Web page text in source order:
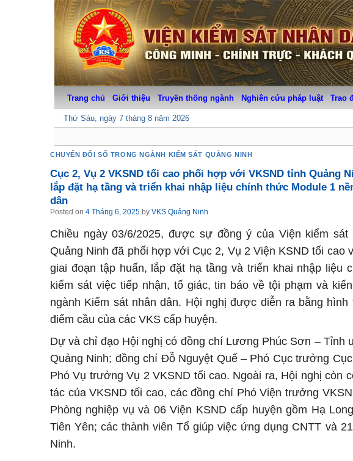
Trang chủ Giới thiệu Truyền thống ngành Nghiên cứu pháp luật Trao
Thứ Sáu, ngày 7 tháng 8 năm 2026
CHUYỂN ĐỔI SỐ TRONG NGÀNH KIỂM SÁT QUẢNG NINH
Cục 2, Vụ 2 VKSND tối cao phối hợp với VKSND tỉnh Quảng
lắp đặt hạ tầng và triển khai nhập liệu chính thức Module 1
dân
Posted on 4 Tháng 6, 2025 by VKS Quảng Ninh
Chiều ngày 03/6/2025, được sự đồng ý của Viện kiểm
Quảng Ninh đã phối hợp với Cục 2, Vụ 2 Viện KSND tối
giai đoạn tập huấn, lắp đặt hạ tầng và triển khai nhập liệu
kiểm sát việc tiếp nhận, tố giác, tin báo về tội phạm và
ngành Kiểm sát nhân dân. Hội nghị được diễn ra bằng
điểm cầu của các VKS cấp huyện.
Dự và chỉ đạo Hội nghị có đồng chí Lương Phúc Sơn –
Quảng Ninh; đồng chí Đỗ Nguyệt Quế – Phó Cục trưởng
Phó Vụ trưởng Vụ 2 VKSND tối cao. Ngoài ra, Hội nghị còn
tác của VKSND tối cao, các đồng chí Phó Viện trưởng
Phòng nghiệp vụ và 06 Viện KSND cấp huyện gồm Hạ
Tiên Yên; các thành viên Tổ giúp việc ứng dụng CNTT và
Ninh.